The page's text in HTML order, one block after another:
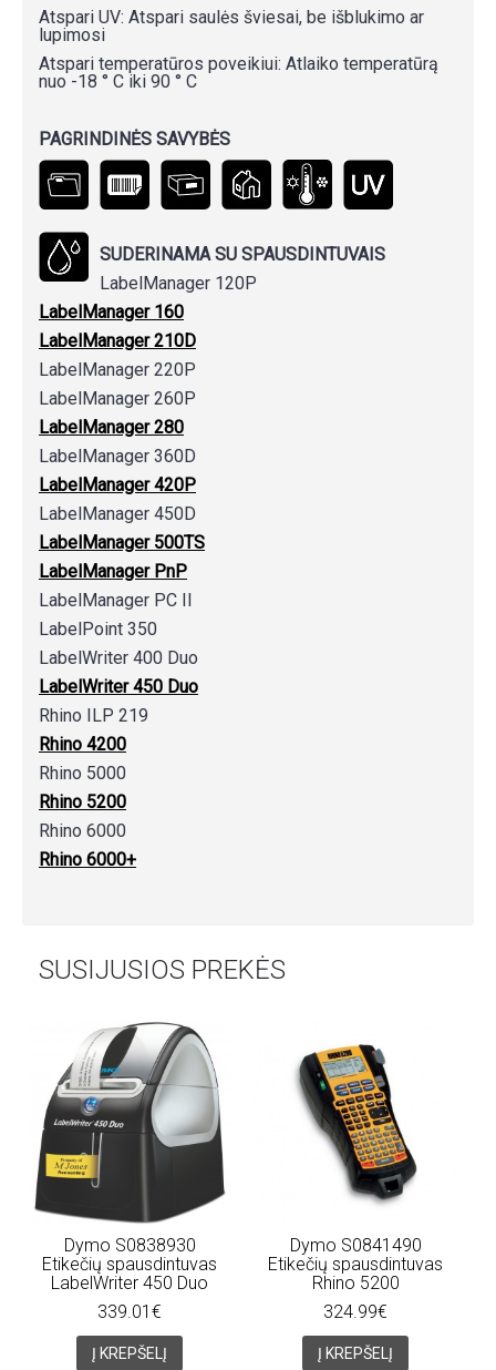
Atspari UV: Atspari saulės šviesai, be išblukimo ar
lupimosi
Atspari temperatūros poveikiui: Atlaiko temperatūrą
nuo -18 ° C iki 90 ° C
PAGRINDINĖS SAVYBĖS
SUDERINAMA SU SPAUSDINTUVAIS
LabelManager 120P
LabelManager 160
LabelManager 210D
LabelManager 220P
LabelManager 260P
LabelManager 280
LabelManager 360D
LabelManager 420P
LabelManager 450D
LabelManager 500TS
LabelManager PnP
LabelManager PC II
LabelPoint 350
LabelWriter 400 Duo
LabelWriter 450 Duo
Rhino ILP 219
Rhino 4200
Rhino 5000
Rhino 5200
Rhino 6000
Rhino 6000+
SUSIJUSIOS PREKĖS
Dymo S0838930
Etikečių spausdintuvas
LabelWriter 450 Duo
339.01€
Į KREPŠELĮ
Dymo S0841490
Etikečių spausdintuvas
Rhino 5200
324.99€
Į KREPŠELĮ